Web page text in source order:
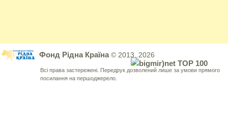
Фонд Рідна Країна© 2013..2026
Всі права застережені. Передрук дозволений лише за умови прямого
посилання на першоджерело.